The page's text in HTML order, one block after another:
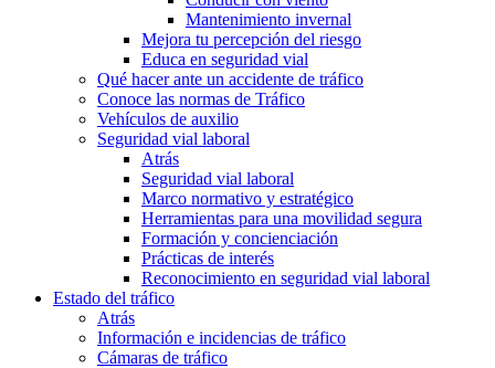
Mantenimiento invernal
Mejora tu percepción del riesgo
Educa en seguridad vial
Qué hacer ante un accidente de tráfico
Conoce las normas de Tráfico
Vehículos de auxilio
Seguridad vial laboral
Atrás
Seguridad vial laboral
Marco normativo y estratégico
Herramientas para una movilidad segura
Formación y concienciación
Prácticas de interés
Reconocimiento en seguridad vial laboral
Estado del tráfico
Atrás
Información e incidencias de tráfico
Cámaras de tráfico